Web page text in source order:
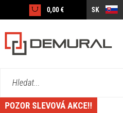
0,00 € SK
Hledat...
POZOR SLEVOVÁ AKCE!!